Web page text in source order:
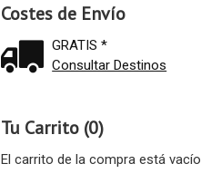
Costes de Envío
GRATIS *
Consultar Destinos
Tu Carrito (0)
El carrito de la compra está vacío